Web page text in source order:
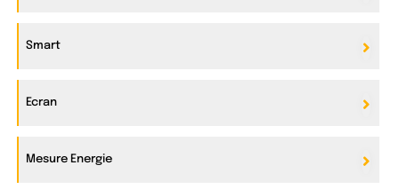
Smart
Ecran
Mesure Energie